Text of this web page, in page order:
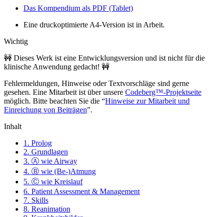
Das Kompendium als PDF (Tablet)
Eine druckoptimierte A4-Version ist in Arbeit.
Wichtig
🚧 Dieses Werk ist eine Entwicklungsversion und ist nicht für die
klinische Anwendung gedacht! 🚧
Fehlermeldungen, Hinweise oder Textvorschläge sind gerne
gesehen. Eine Mitarbeit ist über unsere Codeberg™-Projektseite
möglich. Bitte beachten Sie die “Hinweise zur Mitarbeit und
Einreichung von Beiträgen”.
Inhalt
1. Prolog
2. Grundlagen
3. Ⓐ wie Airway
4. Ⓑ wie (Be-)Atmung
5. Ⓒ wie Kreislauf
6. Patient Assessment & Management
7. Skills
8. Reanimation